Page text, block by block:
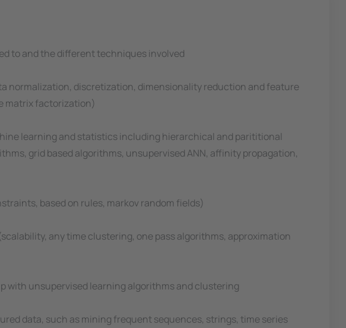
to and the different techniques involved
normalization, discretization, dimensionality reduction and feature
matrix factorization)
learning and statistics including hierarchical and parititional
grid based algorithms, unsupervised ANN, affinity propagation,
based on rules, markov random fields)
any time clustering, one pass algorithms, approximation
with unsupervised learning algorithms and clustering
data, such as mining frequent sequences, strings, time series